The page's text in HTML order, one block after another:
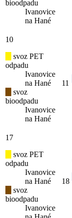
bioodpadu
Ivanovice
na Hané
10
svoz PET
odpadu
Ivanovice
na Hané
svoz
bioodpadu
Ivanovice
na Hané
11
17
svoz PET
odpadu
Ivanovice
na Hané
svoz
bioodpadu
Ivanovice
18